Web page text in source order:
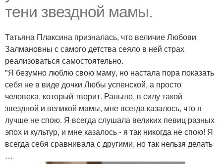
тени звездной мамы.
Татьяна Плаксина призналась, что величие Любови
Залмановны с самого детства сеяло в ней страх
реализоваться самостоятельно.
"Я безумно люблю свою маму, но настала пора показать
себя не в виде дочки Любы успенской, а просто
человека, который творит. Раньше, в силу такой
звездной и великой мамы, мне всегда казалось, что я
лучше не спою. Я всегда слушала великих певиц разных
эпох и культур, и мне казалось - я так никогда не спою! Я
всегда себя сравнивала с другими, но так нельзя делать
…